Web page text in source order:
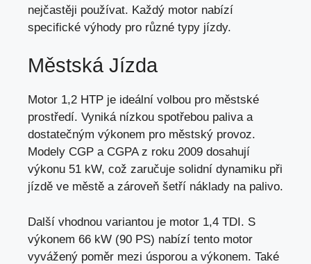
nejčastěji používat. Každý motor nabízí
specifické výhody pro různé typy jízdy.
Městská Jízda
Motor 1,2 HTP je ideální volbou pro městské
prostředí. Vyniká nízkou spotřebou paliva a
dostatečným výkonem pro městský provoz.
Modely CGP a CGPA z roku 2009 dosahují
výkonu 51 kW, což zaručuje solidní dynamiku při
jízdě ve městě a zároveň šetří náklady na palivo.
Další vhodnou variantou je motor 1,4 TDI. S
výkonem 66 kW (90 PS) nabízí tento motor
vyvážený poměr mezi úsporou a výkonem. Také